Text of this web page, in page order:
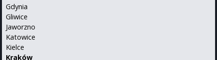
Gdynia
Gliwice
Jaworzno
Katowice
Kielce
Kraków